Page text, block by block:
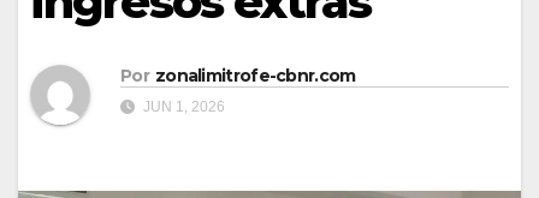
Por zonalimitrofe-cbnr.com
JUN 1, 2026